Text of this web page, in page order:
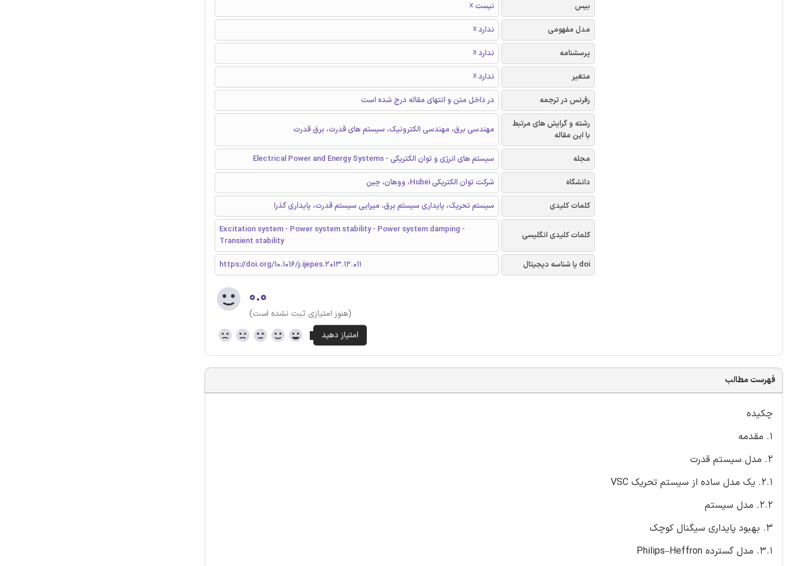
بیس
نیست ☓
مدل مفهومی
ندارد ☓
پرسشنامه
ندارد ☓
متغیر
ندارد ☓
رفرنس در ترجمه
در داخل متن و انتهای مقاله درج شده است
رشته و گرایش های مرتبط
با این مقاله
مهندسی برق، مهندسی الکترونیک، سیستم های قدرت، برق قدرت
مجله
سیستم های انرژی و توان الکتریکی - Electrical Power and Energy Systems
دانشگاه
شرکت توان الکتریکی Hubei، ووهان، چین
کلمات کلیدی
سیستم تحریک، پایداری سیستم برق، میرایی سیستم قدرت، پایداری گذرا
کلمات کلیدی انگلیسی
Excitation system - Power system stability - Power system damping -
Transient stability
doi یا شناسه دیجیتال
https://doi.org/10.1016/j.ijepes.2013.12.011
۰.۰
(هنوز امتیازی ثبت نشده است)
فهرست مطالب
چکیده
1. مقدمه
2. مدل سیستم قدرت
2.1. یک مدل ساده از سیستم تحریک VSC
2.2. مدل سیستم
3. بهبود پایداری سیگنال کوچک
3.1. مدل گسترده Philips–Heffron